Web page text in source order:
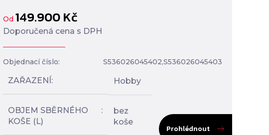
Od 149.900Kč
Doporučená cena s DPH
Prohlédnout
Objednací číslo: S536026045402,S536026045403
ZAŘAZENÍ Hobby
OBJEM SBĚRNÉHO
KOŠE (L)
bez
koše